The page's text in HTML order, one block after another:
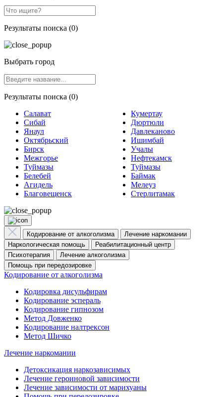
Результаты поиска (0)
Выбрать город
Результаты поиска (0)
Салават
Кумертау
Сибай
Дюртюли
Янаул
Давлеканово
Октябрьский
Ишимбай
Бирск
Учалы
Межгорье
Нефтекамск
Туймазы
Туймазы
Белебей
Баймак
Агидель
Мелеуз
Благовещенск
Стерлитамак
Кодирование от алкоголизма
Лечение наркомании
Наркологическая помощь
Реабилитационный центр
Психотерапия
Лечение алкоголизма
Помощь при передозировке
Кодирование от алкоголизма
Кодировка дисульфирам
Кодирование эспераль
Кодирование гипнозом
Метод Довженко
Кодирование налтрексон
Метод Шичко
Лечение наркомании
Детоксикация наркозависимых
Лечение героиновой зависимости
Лечение зависимости от марихуаны